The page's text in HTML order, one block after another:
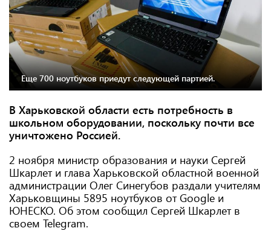
Еще 700 ноутбуков приедут следующей партией.
В Харьковской области есть потребность в
школьном оборудовании, поскольку почти все
уничтожено Россией.
2 ноября министр образования и науки Сергей
Шкарлет и глава Харьковской областной военной
администрации Олег Синегубов раздали учителям
Харьковщины 5895 ноутбуков от Google и
ЮНЕСКО. Об этом сообщил Сергей Шкарлет в
своем Telegram.